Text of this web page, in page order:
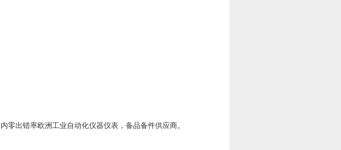
零出错率欧洲工业自动化仪器仪表，备品备件供应商。